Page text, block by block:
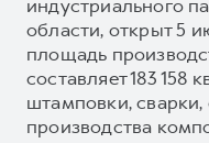
индустриального
области, открыт 5
площадь
составляет 183 158
штамповки,
производства